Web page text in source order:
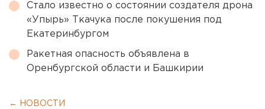
Стало известно о состоянии создателя дрона
«Упырь» Ткачука после покушения под
Екатеринбургом
Ракетная опасность объявлена в
Оренбургской области и Башкирии
← НОВОСТИ